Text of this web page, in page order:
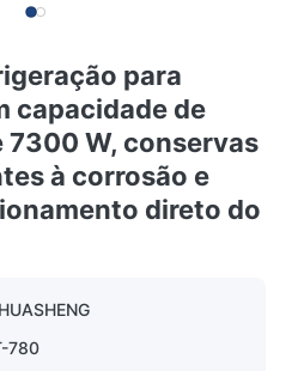
para
capacidade de
7300 W, conservas
à corrosão e
direto do
780